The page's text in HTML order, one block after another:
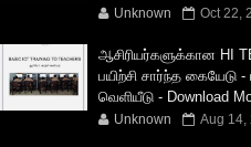
Unknown Oct 22,
ஆசிரியர்களுக்கான HI
பயிற்சி சார்ந்த கையேடு
வெளியீடு - Download
Unknown Aug 14,